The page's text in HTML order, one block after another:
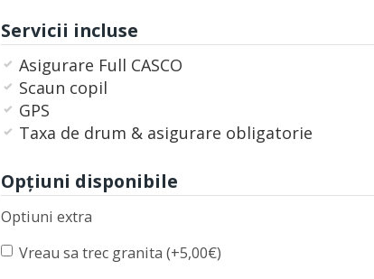
Servicii incluse
Asigurare Full CASCO
Scaun copil
GPS
Taxa de drum & asigurare obligatorie
Opţiuni disponibile
Optiuni extra
Vreau sa trec granita (+5,00€)